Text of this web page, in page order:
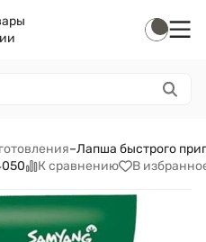
–Лапша быстрого
К сравнению В